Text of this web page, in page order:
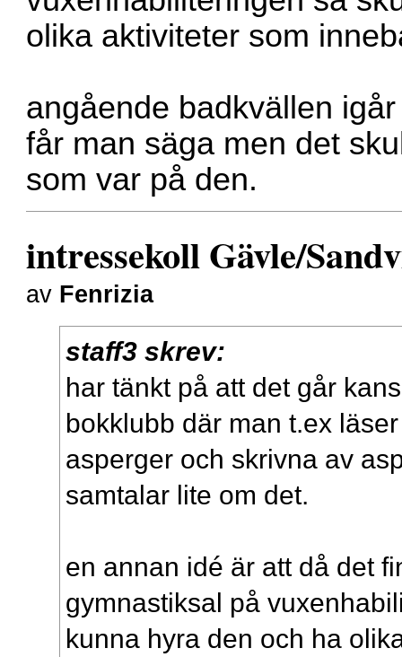
olika aktiviteter som
angående badkvällen
får man säga men det
som var på den.
intressekoll Gävle/
av Fenrizia
staff3 skrev:
har tänkt på att det går
bokklubb där man t.ex
asperger och skrivna av
samtalar lite om det.
en annan idé är att då det
gymnastiksal på
kunna hyra den och ha